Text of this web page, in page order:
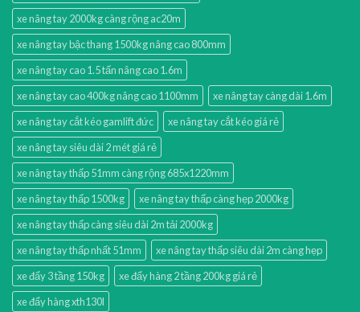
xe nâng tay 2000kg càng rộng ac20m
xe nâng tay bậc thang 1500kg nâng cao 800mm
xe nâng tay cao 1.5 tấn nâng cao 1.6m
xe nâng tay cao 400kg nâng cao 1100mm
xe nâng tay càng dài 1.6m
xe nâng tay cắt kéo gamlift đức
xe nâng tay cắt kéo giá rẻ
xe nâng tay siêu dài 2 mét giá rẻ
xe nâng tay thấp 51mm càng rộng 685x1220mm
xe nâng tay thấp 1500kg
xe nâng tay thấp càng hẹp 2000kg
xe nâng tay thấp càng siêu dài 2m tải 2000kg
xe nâng tay thấp nhất 51mm
xe nâng tay thấp siêu dài 2m càng hẹp
xe đẩy 3 tầng 150kg
xe đẩy hàng 2 tầng 200kg giá rẻ
xe đẩy hàng xth130l